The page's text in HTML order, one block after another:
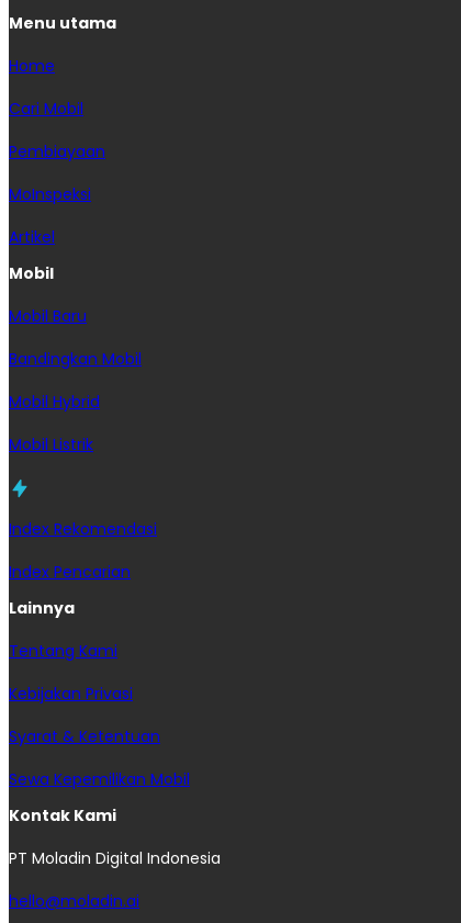
Menu utama
Home
Cari Mobil
Pembiayaan
MoInspeksi
Artikel
Mobil
Mobil Baru
Bandingkan Mobil
Mobil Hybrid
Mobil Listrik
Index Rekomendasi
Index Pencarian
Lainnya
Tentang Kami
Kebijakan Privasi
Syarat & Ketentuan
Sewa Kepemilikan Mobil
Kontak Kami
PT Moladin Digital Indonesia
hello@moladin.ai